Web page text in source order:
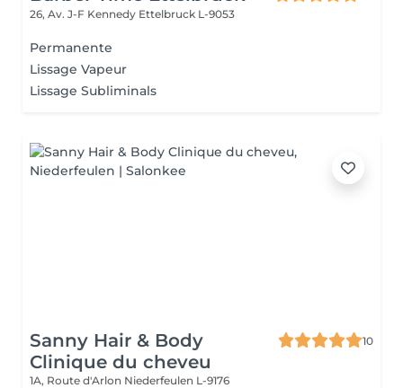
26, Av. J-F Kennedy Ettelbruck L-9053
Permanente
Lissage Vapeur
Lissage Subliminals
Sanny Hair & Body
Clinique du cheveu
10
1A, Route d'Arlon Niederfeulen L-9176